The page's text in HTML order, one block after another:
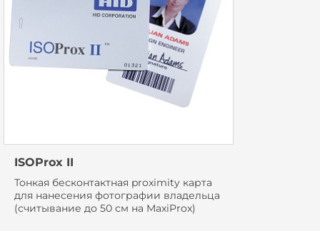
ISOProx II
Тонкая бесконтактная proximity карта
для нанесения фотографии владельца
(считывание до 50 см на MaxiProx)